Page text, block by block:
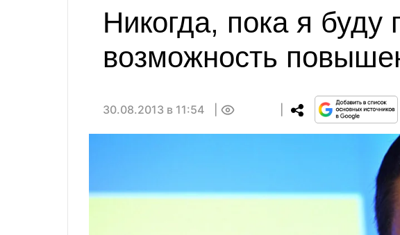
Никогда, пока я буду
возможность
30.08.2013 в 11:54